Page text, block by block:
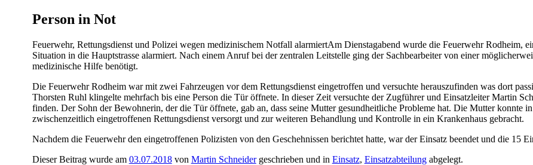
Person in Not
Feuerwehr, Rettungsdienst und Polizei wegen medizinischem Notfall alarmiertAm Dienstagabend wurde die Feuerwehr Rodheim,
Situation in die Hauptstrasse alarmiert. Nach einem Anruf bei der zentralen Leitstelle ging der Sachbearbeiter von einer
medizinische Hilfe benötigt.
Die Feuerwehr Rodheim war mit zwei Fahrzeugen vor dem Rettungsdienst eingetroffen und versuchte herauszufinden was dort
Thorsten Ruhl klingelte mehrfach bis eine Person die Tür öffnete. In dieser Zeit versuchte der Zugführer und Einsatzleiter Martin
finden. Der Sohn der Bewohnerin, der die Tür öffnete, gab an, dass seine Mutter gesundheitliche Probleme hat. Die Mutter konnte
zwischenzeitlich eingetroffenen Rettungsdienst versorgt und zur weiteren Behandlung und Kontrolle in ein Krankenhaus gebracht.
Nachdem die Feuerwehr den eingetroffenen Polizisten von den Geschehnissen berichtet hatte, war der Einsatz beendet und die 15
Dieser Beitrag wurde am 03.07.2018von Martin Schneidergeschrieben und in Einsatz, Einsatzabteilungabgelegt.